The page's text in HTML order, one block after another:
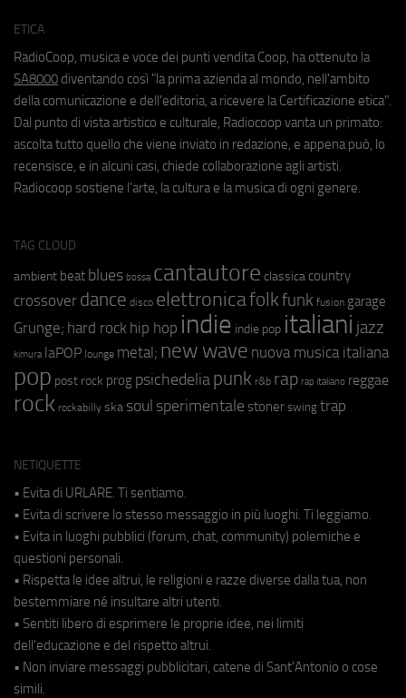
ETICA
RadioCoop, musica e voce dei punti vendita Coop, ha ottenuto la
SA8000 diventando così "la prima azienda al mondo, nell'ambito
della comunicazione e dell'editoria, a ricevere la Certificazione etica".
Dal punto di vista artistico e culturale, Radiocoop vanta un primato:
ascolta tutto quello che viene inviato in redazione, e appena può, lo
recensisce, e in alcuni casi, chiede collaborazione agli artisti.
Radiocoop sostiene l'arte, la cultura e la musica di ogni genere.
TAG CLOUD
ambient beat blues bossa cantautore classica country
crossover dance disco elettronicafolkfunk fusion garage
Grunge; hard rock hip hop indie indie pop italiani jazz
kimura laPOP lounge metal; new wave nuova musica italiana
pop post rock prog psichedeliapunk r&b rap rap italiano reggae
rock rockabilly ska soul sperimentale stoner swing trap
NETIQUETTE
• Evita di URLARE. Ti sentiamo.
• Evita di scrivere lo stesso messaggio in più luoghi. Ti leggiamo.
• Evita in luoghi pubblici (forum, chat, community) polemiche e
questioni personali.
• Rispetta le idee altrui, le religioni e razze diverse dalla tua, non
bestemmiare né insultare altri utenti.
• Sentiti libero di esprimere le proprie idee, nei limiti
dell'educazione e del rispetto altrui.
• Non inviare messaggi pubblicitari, catene di Sant'Antonio o cose
simili.